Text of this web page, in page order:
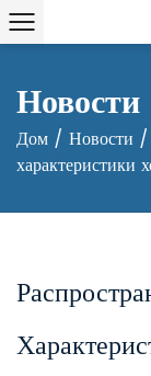
Новости
Дом / Новости /
характеристики